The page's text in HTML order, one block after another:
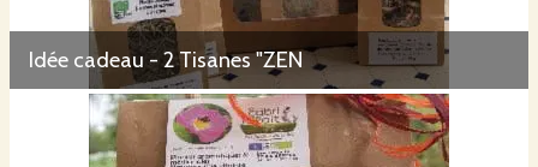
Idée cadeau - 2 Tisanes "ZEN